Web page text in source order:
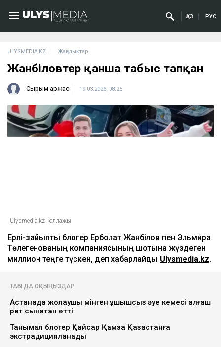
ҚАЗ РУС
ULYSMEDIA.KZ Жаңалықтар
Жанәбіловтер қанша табыс тапқан
Сырым Қаржас 19.03.2026, 08:25
Ulysmedia.kz коллажы
Ерлі-зайыпты блогер Ерболат Жанәбілов пен Эльмира
Төлегенованың компаниясының шотына жүздеген
миллион теңге түскен, деп хабарлайды Ulysmedia.kz.
ТАҒЫ ДА ОҚЫҢЫЗДАР
Астанада жолаушы мінген ұшқышсыз әуе кемесі алғаш
рет сынақтан өтті
Танымал блогер Қайсар Қамза Қазақстанға
экстрадицияланады